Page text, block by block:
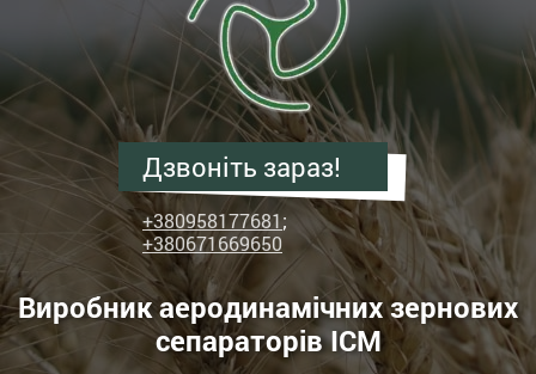
зерноочисного
обладнання
-
Виробник
аеродинамічних
зернових
сепараторів
ІСМ
Дзвоніть зараз!
+380958177681;
+380671669650
Виробник аеродинамічних зернових
сепараторів ІСМ